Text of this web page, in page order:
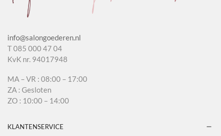
info@salongoederen.nl
T 085 000 47 04
KvK nr. 94017948
MA – VR : 08:00 – 17:00
ZA : Gesloten
ZO : 10:00 – 14:00
KLANTENSERVICE